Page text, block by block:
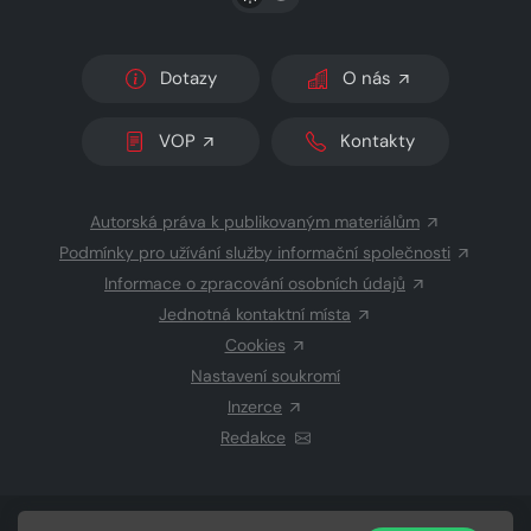
Dotazy O nás
VOP Kontakty
Autorská práva k publikovaným materiálům
Podmínky pro užívání služby informační společnosti
Informace o zpracování osobních údajů
Jednotná kontaktní místa
Cookies
Nastavení soukromí
Inzerce
Redakce